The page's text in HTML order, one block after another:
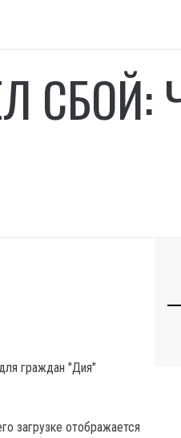
СБОЙ:
граждан "Дия"
загрузке отображается